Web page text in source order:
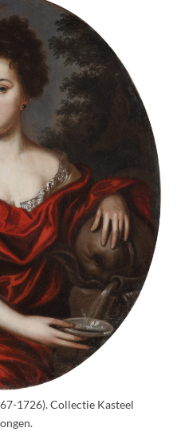
1726). Collectie Kasteel